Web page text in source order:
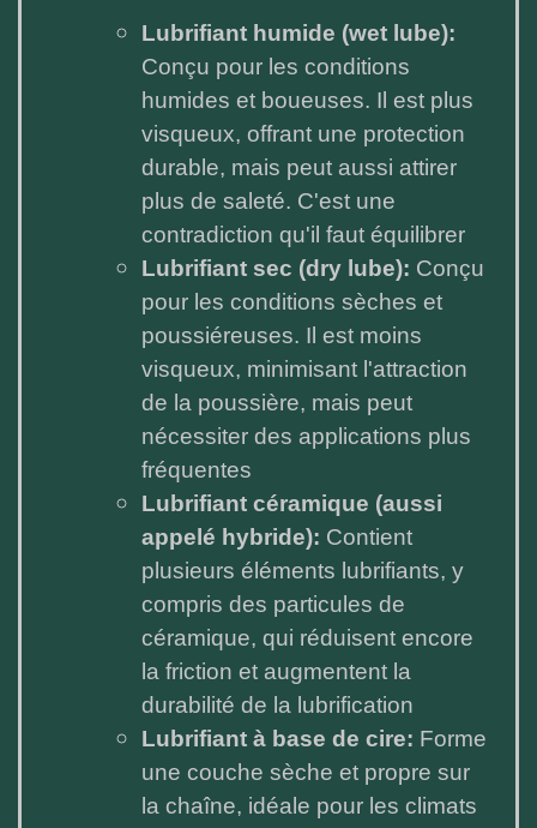
Lubrifiant humide (wet lube):
Conçu pour les conditions
humides et boueuses. Il est plus
visqueux, offrant une protection
durable, mais peut aussi attirer
plus de saleté. C'est une
contradiction qu'il faut équilibrer
Lubrifiant sec (dry lube): Conçu
pour les conditions sèches et
poussiéreuses. Il est moins
visqueux, minimisant l'attraction
de la poussière, mais peut
nécessiter des applications plus
fréquentes
Lubrifiant céramique (aussi
appelé hybride): Contient
plusieurs éléments lubrifiants, y
compris des particules de
céramique, qui réduisent encore
la friction et augmentent la
durabilité de la lubrification
Lubrifiant à base de cire: Forme
une couche sèche et propre sur
la chaîne, idéale pour les climats